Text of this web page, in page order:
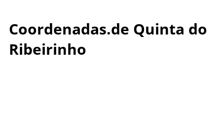
Coordenadas.de Quinta do
Ribeirinho